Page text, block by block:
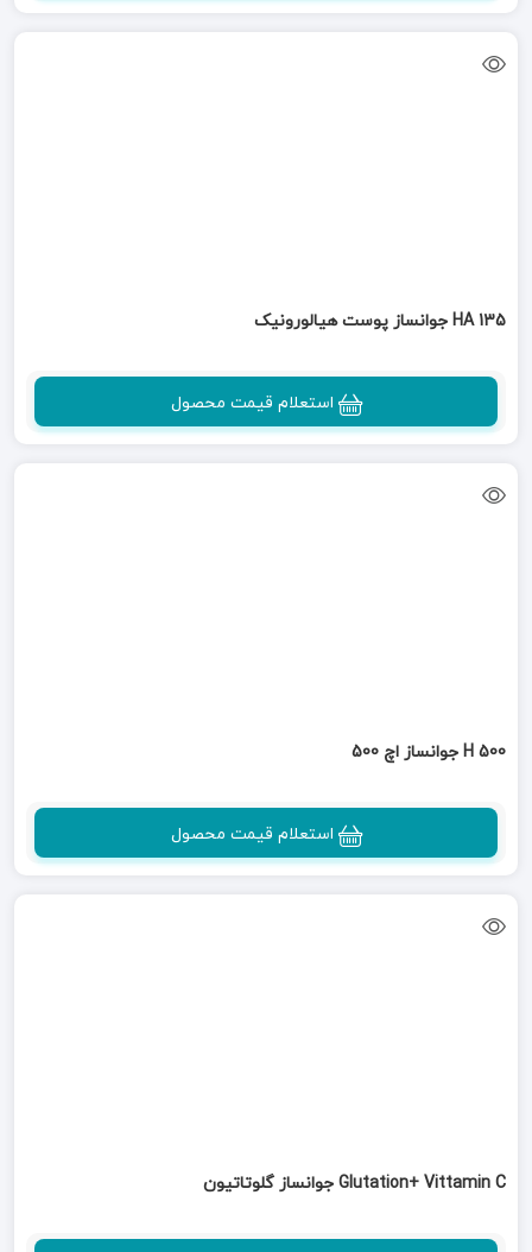
HA 135 جوانساز پوست هیالورونیک
استعلام قیمت محصول
H 500 جوانساز اچ 500
استعلام قیمت محصول
Glutation+ Vittamin C جوانساز گلوتاتیون